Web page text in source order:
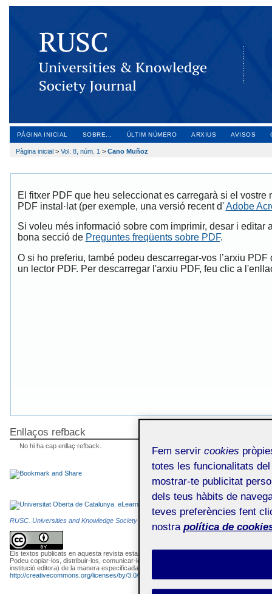
PÀGINA INICIAL SOBRE... ÚLTIM NÚMERO ARXIUS AVISOS
Pàgina inicial> Vol. 8, núm. 1 > Cano Muñoz
El fitxer PDF que heu seleccionat es carregarà si el
PDF instal·lat (per exemple, una versió recent d'Adobe
Si voleu més informació sobre com imprimir, desar i editar
bona secció de Preguntes freqüents sobre PDF.
O si ho preferiu, també podeu descarregar-vos l’arxiu
un lector PDF. Per descarregar l'arxiu PDF, feu clic a
Enllaços refback
No hi ha cap enllaç refback.
RUSC. Universities and Knowledge Society Journal
Els textos publicats en aquesta revista estan subjectes –llevat que s'indiqui el contrari–
Podeu copiar-los, distribuir-los, comunicar-los públicament i fer-ne obres derivades
institució editora) de la manera especificada pels autors o per la revista. La llicència
http://creativecommons.org/licenses/by/3.0/es/deed.ca
Fem servir cookies
totes les funcionalitats
mostrar-te publicitat
dels teus hàbits de
teves preferències fent
nostra política de